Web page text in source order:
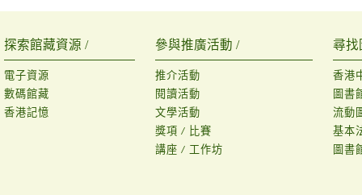
探索館藏資源 /
電子資源
數碼館藏
香港記憶
參與推廣活動 /
推介活動
閱讀活動
文學活動
獎項 / 比賽
講座 / 工作坊
尋找
香港
圖書
流動
基本
圖書